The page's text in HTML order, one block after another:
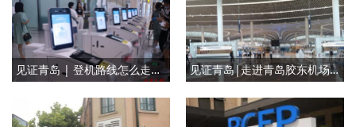
见证青岛 | 登机路线怎么走？打卡胶东国际机场，记者带你体验“一站式”快速便捷的乘机全流程 见证青岛|走进青岛胶东机场，简单舒适更懂您